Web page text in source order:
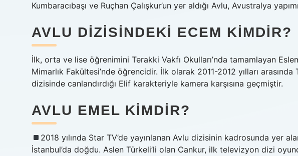
Kumbaracıbaşı ve Ruçhan Çalışkur’un yer aldığı Avlu, Avustralya
AVLU DIZISINDEKI ECEM KIMDIR?
İlk, orta ve lise öğrenimini Terakki Vakfı Okulları’nda tamamlayan
Mimarlık Fakültesi’nde öğrencidir. İlk olarak 2011-2012 yılları arasında
dizisinde canlandırdığı Elif karakteriyle kamera karşısına geçmiştir.
AVLU EMEL KIMDIR?
2018 yılında Star TV’de yayınlanan Avlu dizisinin kadrosunda yer
İstanbul’da doğdu. Aslen Türkeli’li olan Cankur, ilk televizyon dizi